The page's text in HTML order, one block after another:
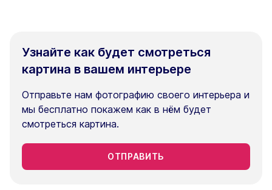
Узнайте как будет смотреться
картина в вашем интерьере
Отправьте нам фотографию своего интерьера и
мы бесплатно покажем как в нём будет
смотреться картина.
ОТПРАВИТЬ